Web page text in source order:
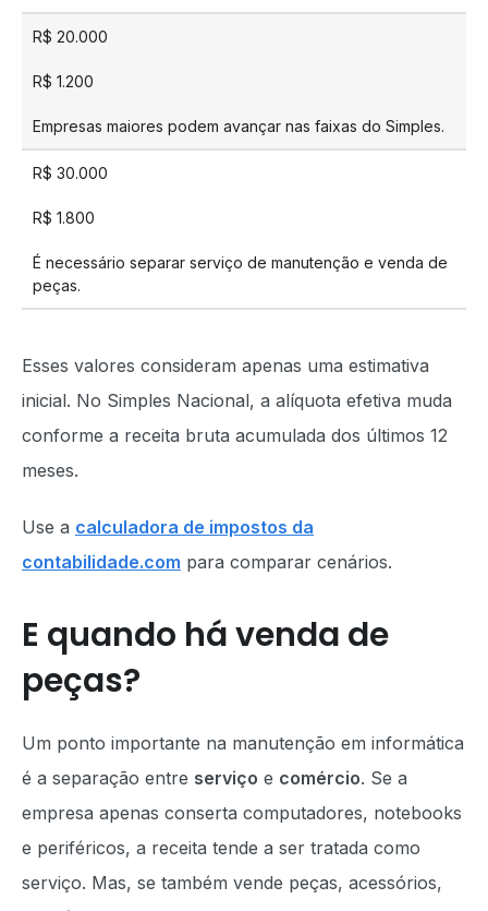
R$ 20.000
R$ 1.200
Empresas maiores podem avançar nas faixas do Simples.
R$ 30.000
R$ 1.800
É necessário separar serviço de manutenção e venda de
peças.
Esses valores consideram apenas uma estimativa
inicial. No Simples Nacional, a alíquota efetiva muda
conforme a receita bruta acumulada dos últimos 12
meses.
Use a calculadora de impostos da
contabilidade.com para comparar cenários.
E quando há venda de
peças?
Um ponto importante na manutenção em informática
é a separação entre serviço e comércio. Se a
empresa apenas conserta computadores, notebooks
e periféricos, a receita tende a ser tratada como
serviço. Mas, se também vende peças, acessórios,